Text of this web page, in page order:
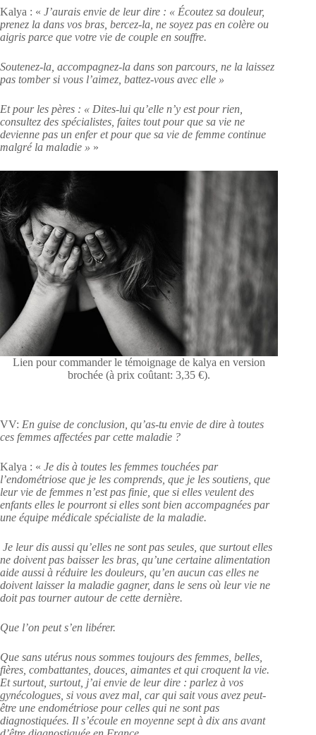
Kalya : « J’aurais envie de leur dire : « Écoutez sa douleur,
prenez la dans vos bras, bercez-la, ne soyez pas en colère ou
aigris parce que votre vie de couple en souffre.
Soutenez-la, accompagnez-la dans son parcours, ne la laissez
pas tomber si vous l’aimez, battez-vous avec elle »
Et pour les pères : « Dites-lui qu’elle n’y est pour rien,
consultez des spécialistes, faites tout pour que sa vie ne
devienne pas un enfer et pour que sa vie de femme continue
malgré la maladie » »
Lien pour commander le témoignage de kalya en version
brochée (à prix coûtant: 3,35 €).
VV: En guise de conclusion, qu’as-tu envie de dire à toutes
ces femmes affectées par cette maladie ?
Kalya : « Je dis à toutes les femmes touchées par
l’endométriose que je les comprends, que je les soutiens, que
leur vie de femmes n’est pas finie, que si elles veulent des
enfants elles le pourront si elles sont bien accompagnées par
une équipe médicale spécialiste de la maladie.
Je leur dis aussi qu’elles ne sont pas seules, que surtout elles
ne doivent pas baisser les bras, qu’une certaine alimentation
aide aussi à réduire les douleurs, qu’en aucun cas elles ne
doivent laisser la maladie gagner, dans le sens où leur vie ne
doit pas tourner autour de cette dernière.
Que l’on peut s’en libérer.
Que sans utérus nous sommes toujours des femmes, belles,
fières, combattantes, douces, aimantes et qui croquent la vie.
Et surtout, surtout, j’ai envie de leur dire : parlez à vos
gynécologues, si vous avez mal, car qui sait vous avez peut-
être une endométriose pour celles qui ne sont pas
diagnostiquées. Il s’écoule en moyenne sept à dix ans avant